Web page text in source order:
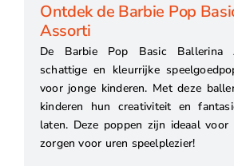
Ontdek de Barbie Pop
Assorti
De Barbie Pop Basic Ballerina
schattige en kleurrijke
voor jonge kinderen. Met deze
kinderen hun creativiteit en
laten. Deze poppen zijn ideaal voor
zorgen voor uren speelplezier!